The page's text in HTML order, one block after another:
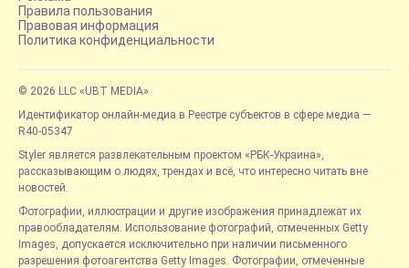
Правила пользования
Правовая информация
Политика конфиденциальности
© 2026 LLC «UBT MEDIA»
Идентификатор онлайн-медиа в Реестре субъектов в сфере медиа —
R40-05347
Styler является развлекательным проектом «РБК-Украина»,
рассказывающим о людях, трендах и всё, что интересно читать вне
новостей.
Фотографии, иллюстрации и другие изображения принадлежат их
правообладателям. Использование фотографий, отмеченных Getty
Images, допускается исключительно при наличии письменного
разрешения фотоагентства Getty Images. Фотографии, отмеченные